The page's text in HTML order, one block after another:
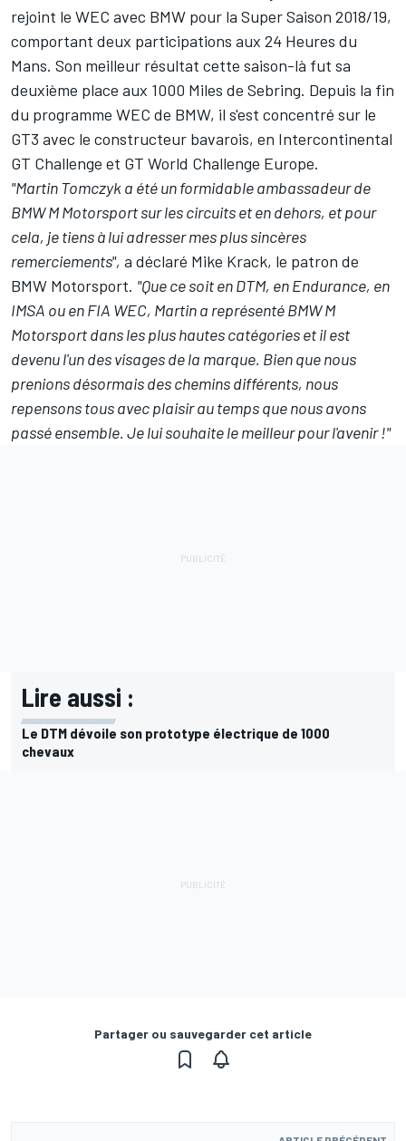
rejoint le WEC avec BMW pour la Super Saison 2018/19,
comportant deux participations aux 24 Heures du
Mans. Son meilleur résultat cette saison-là fut sa
deuxième place aux 1000 Miles de Sebring. Depuis la fin
du programme WEC de BMW, il s'est concentré sur le
GT3 avec le constructeur bavarois, en Intercontinental
GT Challenge et GT World Challenge Europe.
"Martin Tomczyk a été un formidable ambassadeur de
BMW M Motorsport sur les circuits et en dehors, et pour
cela, je tiens à lui adresser mes plus sincères
remerciements", a déclaré Mike Krack, le patron de
BMW Motorsport. "Que ce soit en DTM, en Endurance, en
IMSA ou en FIA WEC, Martin a représenté BMW M
Motorsport dans les plus hautes catégories et il est
devenu l'un des visages de la marque. Bien que nous
prenions désormais des chemins différents, nous
repensons tous avec plaisir au temps que nous avons
passé ensemble. Je lui souhaite le meilleur pour l'avenir !"
Lire aussi :
Le DTM dévoile son prototype électrique de 1000
chevaux
Partager ou sauvegarder cet article